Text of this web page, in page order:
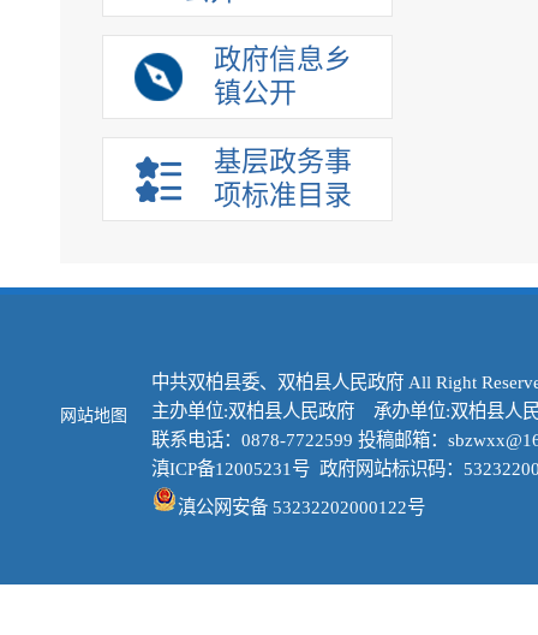
政府信息乡
镇公开
基层政务事
项标准目录
网站地图
中共双柏县委、双柏县人民政府 All Right
主办单位:双柏县人民政府 承办单位:双柏县人
联系电话：0878-7722599 投稿邮箱：
滇ICP备12005231号 政府网站标识码：
滇公网安备 53232202000122号